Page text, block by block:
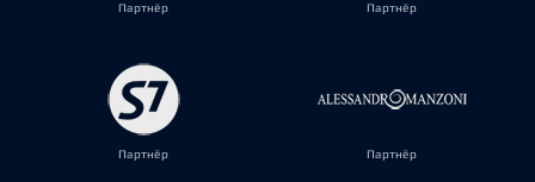
Партнёр Партнёр
Партнёр Партнёр